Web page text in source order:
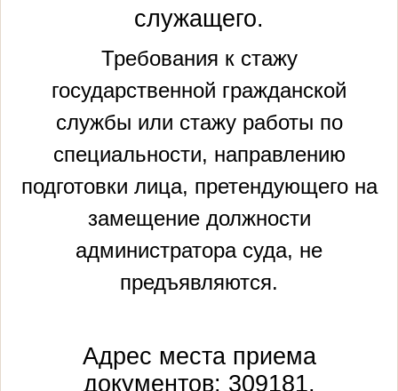
служащего.
Требования к стажу
государственной гражданской
службы или стажу работы по
специальности, направлению
подготовки лица, претендующего на
замещение должности
администратора суда, не
предъявляются.
Адрес места приема
документов: 309181,